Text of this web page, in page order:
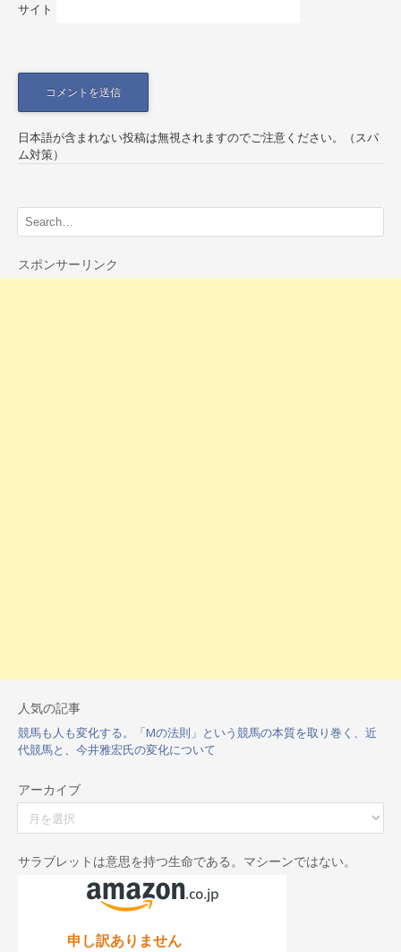
サイト
日本語が含まれない投稿は無視されますのでご注意ください。（スパ
ム対策）
スポンサーリンク
人気の記事
競馬も人も変化する。「Mの法則」という競馬の本質を取り巻く、近
代競馬と、今井雅宏氏の変化について
アーカイブ
イ
サラブレットは意思を持つ生命である。マシーンではない。